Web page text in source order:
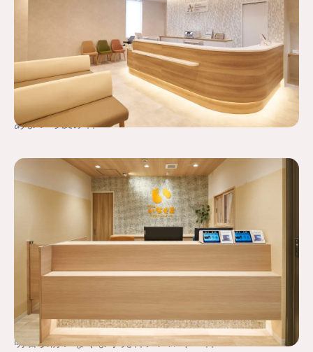
あまいろ皮ふ科
明石駅前いなぐま小児科アレルギー科